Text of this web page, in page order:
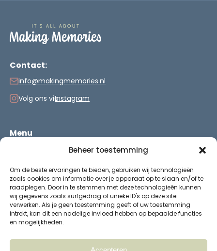
Beheer toestemming
Om de beste ervaringen te bieden, gebruiken wij technologieën
zoals cookies om informatie over je apparaat op te slaan en/of te
raadplegen. Door in te stemmen met deze technologieën kunnen
wij gegevens zoals surfgedrag of unieke ID's op deze site
verwerken. Als je geen toestemming geeft of uw toestemming
intrekt, kan dit een nadelige invloed hebben op bepaalde functies
en mogelijkheden.
Contact:
info@makingmemories.nl
Volg ons viaInstagram
Menu
Verzenden & retourneren
Heb je een vraag?
Over Making Memories
© 2026 Making Memories.